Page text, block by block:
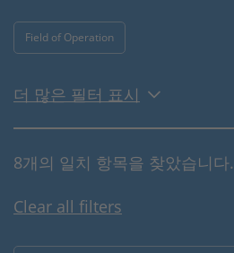
Field of Operation
더 많은 필터 표시
8개의 일치 항목을 찾았습니다.
Clear all filters